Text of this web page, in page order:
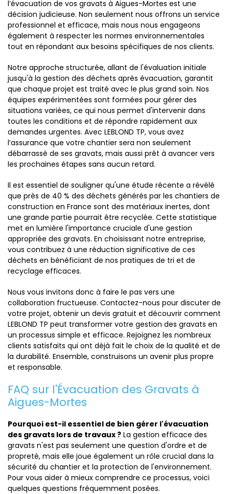
l’évacuation de vos gravats à Aigues-Mortes est une
décision judicieuse. Non seulement nous offrons un service
professionnel et efficace, mais nous nous engageons
également à respecter les normes environnementales
tout en répondant aux besoins spécifiques de nos clients.
Notre approche structurée, allant de l'évaluation initiale
jusqu'à la gestion des déchets après évacuation, garantit
que chaque projet est traité avec le plus grand soin. Nos
équipes expérimentées sont formées pour gérer des
situations variées, ce qui nous permet d'intervenir dans
toutes les conditions et de répondre rapidement aux
demandes urgentes. Avec LEBLOND TP, vous avez
l’assurance que votre chantier sera non seulement
débarrassé de ses gravats, mais aussi prêt à avancer vers
les prochaines étapes sans aucun retard.
Il est essentiel de souligner qu'une étude récente a révélé
que près de 40 % des déchets générés par les chantiers de
construction en France sont des matériaux inertes, dont
une grande partie pourrait être recyclée. Cette statistique
met en lumière l'importance cruciale d'une gestion
appropriée des gravats. En choisissant notre entreprise,
vous contribuez à une réduction significative de ces
déchets en bénéficiant de nos pratiques de tri et de
recyclage efficaces.
Nous vous invitons donc à faire le pas vers une
collaboration fructueuse. Contactez-nous pour discuter de
votre projet, obtenir un devis gratuit et découvrir comment
LEBLOND TP peut transformer votre gestion des gravats en
un processus simple et efficace. Rejoignez les nombreux
clients satisfaits qui ont déjà fait le choix de la qualité et de
la durabilité. Ensemble, construisons un avenir plus propre
et responsable.
FAQ sur l'Évacuation des Gravats à
Aigues-Mortes
Pourquoi est-il essentiel de bien gérer l'évacuation
des gravats lors de travaux ? La gestion efficace des
gravats n'est pas seulement une question d'ordre et de
propreté, mais elle joue également un rôle crucial dans la
sécurité du chantier et la protection de l'environnement.
Pour vous aider à mieux comprendre ce processus, voici
quelques questions fréquemment posées.